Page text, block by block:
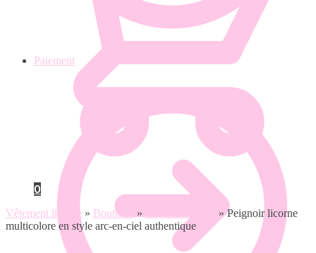
Paiement
0
Vêtement licorne » Boutique » » Peignoir licorne
multicolore en style arc-en-ciel authentique